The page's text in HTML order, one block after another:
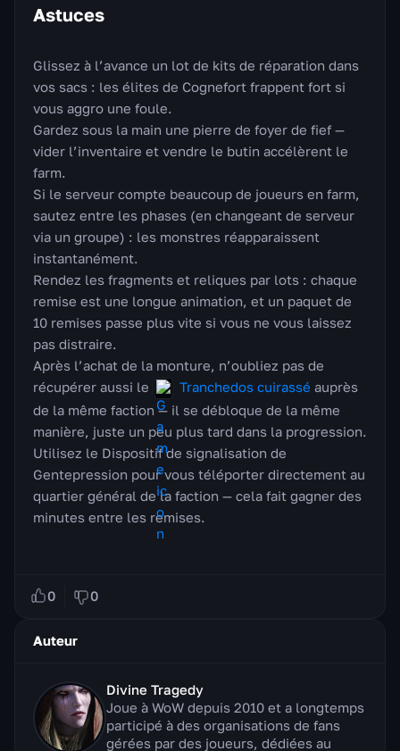
Astuces
Glissez à l’avance un lot de kits de réparation dans
vos sacs : les élites de Cognefort frappent fort si
vous aggro une foule.
Gardez sous la main une pierre de foyer de fief —
vider l’inventaire et vendre le butin accélèrent le
farm.
Si le serveur compte beaucoup de joueurs en farm,
sautez entre les phases (en changeant de serveur
via un groupe) : les monstres réapparaissent
instantanément.
Rendez les fragments et reliques par lots : chaque
remise est une longue animation, et un paquet de
10 remises passe plus vite si vous ne vous laissez
pas distraire.
Après l’achat de la monture, n’oubliez pas de
récupérer aussi le
Tranchedos cuirassé auprès
de la même faction — il se débloque de la même
manière, juste un peu plus tard dans la progression.
Utilisez le Dispositif de signalisation de
Gentepression pour vous téléporter directement au
quartier général de la faction — cela fait gagner des
minutes entre les remises.
0 0
Auteur
Divine Tragedy
Joue à WoW depuis 2010 et a longtemps
participé à des organisations de fans
gérées par des joueurs, dédiées au